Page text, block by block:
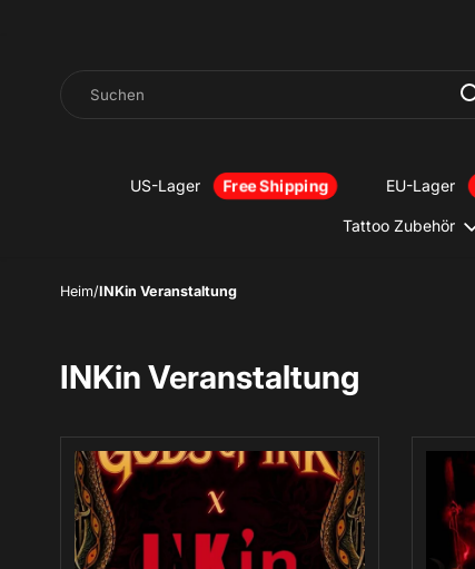
Suchen
US-Lager EU-Lager
Tattoo Zubehör
Heim/INKin Veranstaltung
INKin Veranstaltung